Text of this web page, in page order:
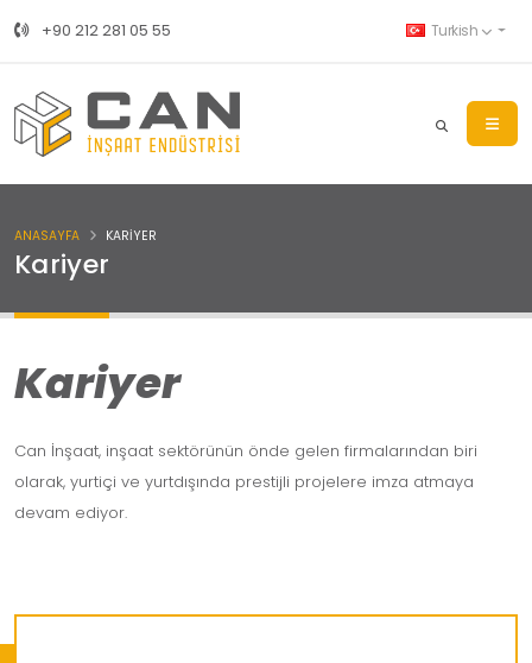
+90 212 281 05 55 Turkish
Kariyer
ANASAYFA KARIYER
Kariyer
Can İnşaat, inşaat sektörünün önde gelen firmalarından biri
olarak, yurtiçi ve yurtdışında prestijli projelere imza atmaya
devam ediyor.